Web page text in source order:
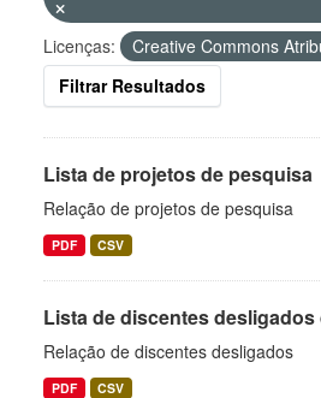
Licenças:
Creative Commons
Filtrar Resultados
Lista de projetos de pesquisa
Relação de projetos de pesquisa
PDF CSV
Lista de discentes
Relação de discentes desligados
PDF CSV